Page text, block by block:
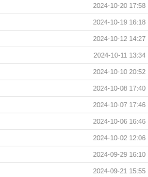
2024-10-20 17:58
2024-10-19 16:18
2024-10-12 14:27
2024-10-11 13:34
2024-10-10 20:52
2024-10-08 17:40
2024-10-07 17:46
2024-10-06 16:46
2024-10-02 12:06
2024-09-29 16:10
2024-09-21 15:55